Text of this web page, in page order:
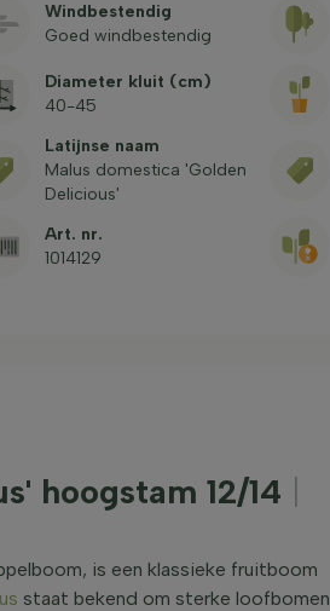
Windbestendig
Goed windbestendig
Diameter kluit (cm)
40-45
Latijnse naam
Malus domestica 'Golden
Delicious'
Art. nr.
1014129
hoogstam 12/14
is een klassieke fruitboom
staat bekend om sterke loofbomen